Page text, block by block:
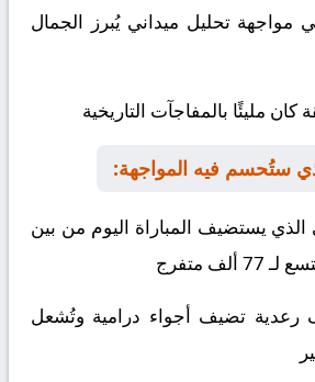
مواجهة تحليل ميداني يُبرز الجمال
كان مليئًا بالمفاجآت التاريخية
ستُحسم فيه المواجهة:
يستضيف المباراة اليوم من بين
متفرج
تضيف أجواء درامية وتُشعل